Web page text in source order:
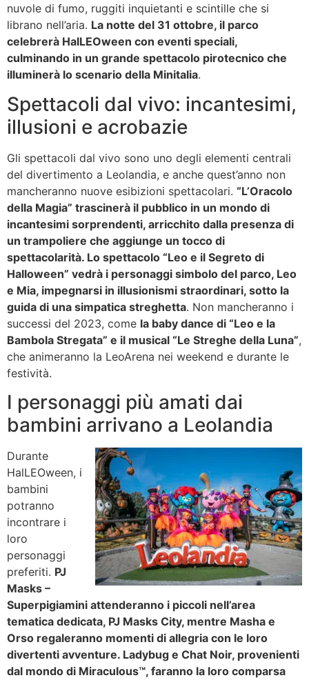
nuvole di fumo, ruggiti inquietanti e scintille che si
librano nell’aria. La notte del 31 ottobre, il parco
celebrerà HalLEOween con eventi speciali,
culminando in un grande spettacolo pirotecnico che
illuminerà lo scenario della Minitalia.
Spettacoli dal vivo: incantesimi,
illusioni e acrobazie
Gli spettacoli dal vivo sono uno degli elementi centrali
del divertimento a Leolandia, e anche quest’anno non
mancheranno nuove esibizioni spettacolari. “L’Oracolo
della Magia” trascinerà il pubblico in un mondo di
incantesimi sorprendenti, arricchito dalla presenza di
un trampoliere che aggiunge un tocco di
spettacolarità. Lo spettacolo “Leo e il Segreto di
Halloween” vedrà i personaggi simbolo del parco, Leo
e Mia, impegnarsi in illusionismi straordinari, sotto la
guida di una simpatica streghetta. Non mancheranno i
successi del 2023, come la baby dance di “Leo e la
Bambola Stregata” e il musical “Le Streghe della Luna”,
che animeranno la LeoArena nei weekend e durante le
festività.
I personaggi più amati dai
bambini arrivano a Leolandia
Durante
HalLEOween, i
bambini
potranno
incontrare i
loro
personaggi
preferiti. PJ
Masks –
Superpigiamini attenderanno i piccoli nell’area
tematica dedicata, PJ Masks City, mentre Masha e
Orso regaleranno momenti di allegria con le loro
divertenti avventure. Ladybug e Chat Noir, provenienti
dal mondo di Miraculous™, faranno la loro comparsa